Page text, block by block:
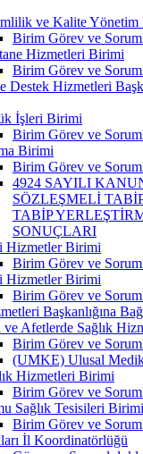
ve Kalite Yönetim
Birim Görev ve
Hizmetleri Birimi
Birim Görev ve
Destek Hizmetleri
İşleri Birimi
Birim Görev ve
Birimi
Birim Görev ve
4924 SAYILI
SÖZLEŞMELİ
TABİP
SONUÇLARI
Hizmetler Birimi
Birim Görev ve
Hizmetler Birimi
Birim Görev ve
Başkanlığına
Afetlerde Sağlık
Birim Görev ve
(UMKE) Ulusal
Hizmetleri Birimi
Birim Görev ve
Sağlık Tesisileri Birimi
Birim Görev ve
İl Koordinatörlüğü